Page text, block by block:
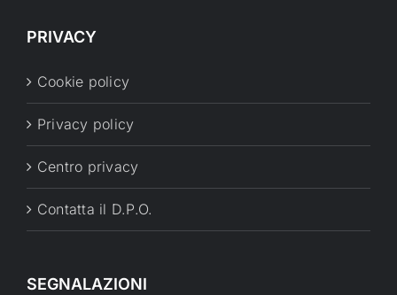
PRIVACY
Cookie policy
Privacy policy
Centro privacy
Contatta il D.P.O.
SEGNALAZIONI